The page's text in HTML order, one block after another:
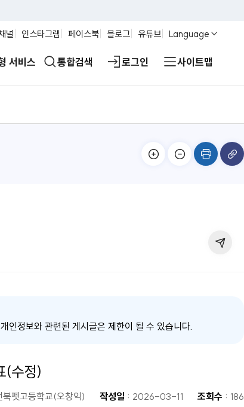
널 인스타그램 페이스북 블로그 유튜브 Language
서비스 통합검색 로그인 사이트맵
인정보와 관련된 게시글은 제한이 될 수 있습니다.
(수정)
북펫고등학교(오창익) 작성일 : 2026-03-11 조회수 : 186